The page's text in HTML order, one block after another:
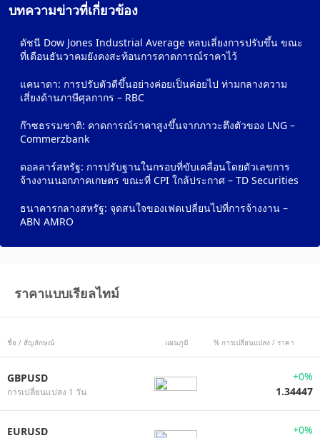
บทความข่าวที่เกี่ยวข้อง
ดัชนี Dow Jones Industrial Average หลบเลี่ยงการปรับขึ้น ขณะ
ที่เดือนธันวาคมยังคงสะท้อนการคาดการณ์ราคาไว้
แคนาดา: การปรับตัวดีขึ้นอย่างค่อยเป็นค่อยไป ท่ามกลางความ
เสี่ยงด้านภาษีศุลกากร – RBC
ก๊าซธรรมชาติ: คาดการณ์ราคาสูงขึ้นจากภาวะตึงตัวของ LNG –
Commerzbank
ดอลลาร์สหรัฐ: การปรับฐานในกรอบที่ขับเคลื่อนโดยตัวเลขการ
จ้างงานนอกภาคเกษตร ขณะที่ CPI ใกล้ประกาศ – TD Securities
ธนาคารกลางสหรัฐ: จุดสนใจของเฟดเปลี่ยนไปที่การจ้างงาน –
ABN AMRO
ราคาแบบเรียลไทม์
ชื่อ / สัญลักษณ์ แผนภูมิ % การเปลี่ยนแปลง / ราคา
GBPUSD
การเปลี่ยนแปลง 1 วัน
+0%
1.34447
EURUSD
+0%